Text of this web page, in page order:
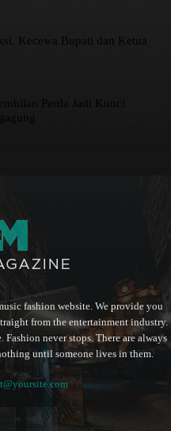
Kecewa Bupati dan Ketua
Perda Jadi Kunci
fashion website. We provide you
from the entertainment industry.
Fashion never stops. There are always
until someone lives in them.